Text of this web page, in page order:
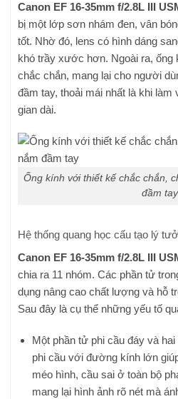
Canon EF 16-35mm f/2.8L III
bị một lớp sơn nhám đen, vân
tốt. Nhờ đó, lens có hình dáng
khó trầy xước hơn. Ngoài ra, ống
chắc chắn, mang lại cho người
đầm tay, thoải mái nhất là khi
gian dài.
Ống kính với thiết kế chắc chắn,
đầm tay
Hệ thống quang học cấu tạo lý
Canon EF 16-35mm f/2.8L III
chia ra 11 nhóm. Các phần tử
dụng nâng cao chất lượng và hỗ
Sau đây là cụ thể những yếu tố
Một phần tử phi cầu đáy và
phi cầu với đường kính lớn
méo hình, cầu sai ở toàn bộ
mang lại hình ảnh rõ nét mà